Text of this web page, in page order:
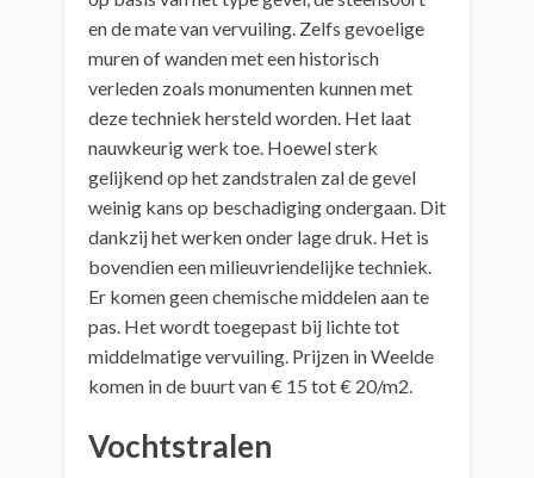
en de mate van vervuiling. Zelfs gevoelige
muren of wanden met een historisch
verleden zoals monumenten kunnen met
deze techniek hersteld worden. Het laat
nauwkeurig werk toe. Hoewel sterk
gelijkend op het zandstralen zal de gevel
weinig kans op beschadiging ondergaan. Dit
dankzij het werken onder lage druk. Het is
bovendien een milieuvriendelijke techniek.
Er komen geen chemische middelen aan te
pas. Het wordt toegepast bij lichte tot
middelmatige vervuiling. Prijzen in Weelde
komen in de buurt van € 15 tot € 20/m2.
Vochtstralen